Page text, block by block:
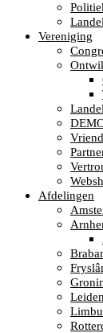
Vereniging
Afdelingen